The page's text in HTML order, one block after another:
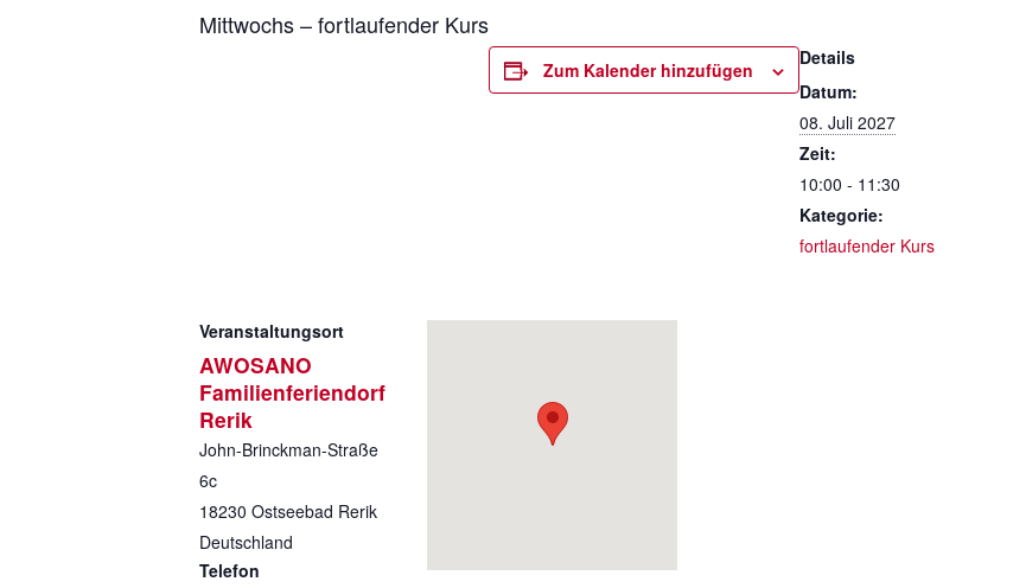
Mittwochs – fortlaufender Kurs
Zum Kalender hinzufügen
Details
Datum:
08. Juli 2027
Zeit:
10:00 - 11:30
Kategorie:
fortlaufender Kurs
Veranstaltungsort
AWOSANO
Familienferiendorf
Rerik
John-Brinckman-Straße
6c
18230 Ostseebad Rerik
Deutschland
Telefon